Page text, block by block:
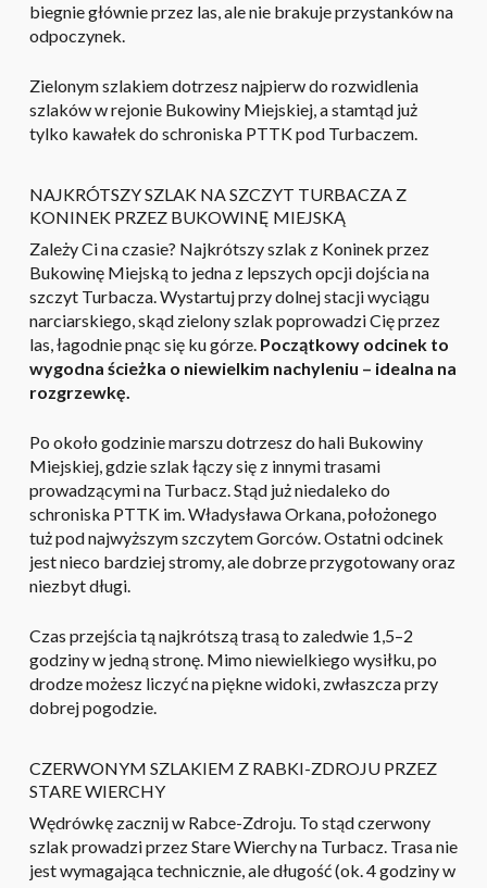
biegnie głównie przez las, ale nie brakuje przystanków na
odpoczynek.
Zielonym szlakiem dotrzesz najpierw do rozwidlenia
szlaków w rejonie Bukowiny Miejskiej, a stamtąd już
tylko kawałek do schroniska PTTK pod Turbaczem.
NAJKRÓTSZY SZLAK NA SZCZYT TURBACZA Z
KONINEK PRZEZ BUKOWINĘ MIEJSKĄ
Zależy Ci na czasie? Najkrótszy szlak z Koninek przez
Bukowinę Miejską to jedna z lepszych opcji dojścia na
szczyt Turbacza. Wystartuj przy dolnej stacji wyciągu
narciarskiego, skąd zielony szlak poprowadzi Cię przez
las, łagodnie pnąc się ku górze.Początkowy odcinek to
wygodna ścieżka o niewielkim nachyleniu – idealna na
rozgrzewkę.
Po około godzinie marszu dotrzesz do hali Bukowiny
Miejskiej, gdzie szlak łączy się z innymi trasami
prowadzącymi na Turbacz. Stąd już niedaleko do
schroniska PTTK im. Władysława Orkana, położonego
tuż pod najwyższym szczytem Gorców. Ostatni odcinek
jest nieco bardziej stromy, ale dobrze przygotowany oraz
niezbyt długi.
Czas przejścia tą najkrótszą trasą to zaledwie 1,5–2
godziny w jedną stronę. Mimo niewielkiego wysiłku, po
drodze możesz liczyć na piękne widoki, zwłaszcza przy
dobrej pogodzie.
CZERWONYM SZLAKIEM Z RABKI-ZDROJU PRZEZ
STARE WIERCHY
Wędrówkę zacznij w Rabce-Zdroju. To stąd czerwony
szlak prowadzi przez Stare Wierchy na Turbacz. Trasa nie
jest wymagająca technicznie, ale długość (ok. 4 godziny w